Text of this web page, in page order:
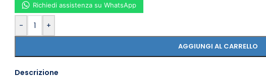
- +
AGGIUNGI AL CARRELLO
Richiedi assistenza su WhatsApp
Descrizione